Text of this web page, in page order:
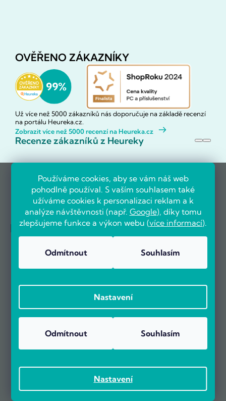
Používáme cookies, aby se vám náš web
pohodlně používal. S vaším souhlasem také
užíváme cookies k personalizaci reklam a k
analýze návštěvnosti (např. Google), díky tomu
zlepšujeme funkce a výkon webu (více informací).
Nastavení
Odmítnout Souhlasím
Nastavení
Odmítnout Souhlasím
OVĚŘENO ZÁKAZNÍKY
Už více než 5000 zákazníků nás doporučuje na základě recenzí
na portálu Heureka.cz.
Zobrazit více než 5000 recenzí na Heureka.cz
Recenze zákazníků z Heureky
Reference firem